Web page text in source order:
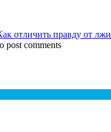
отличить правду от лжи
post comments